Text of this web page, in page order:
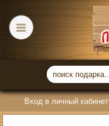
Вход в личный кабинет